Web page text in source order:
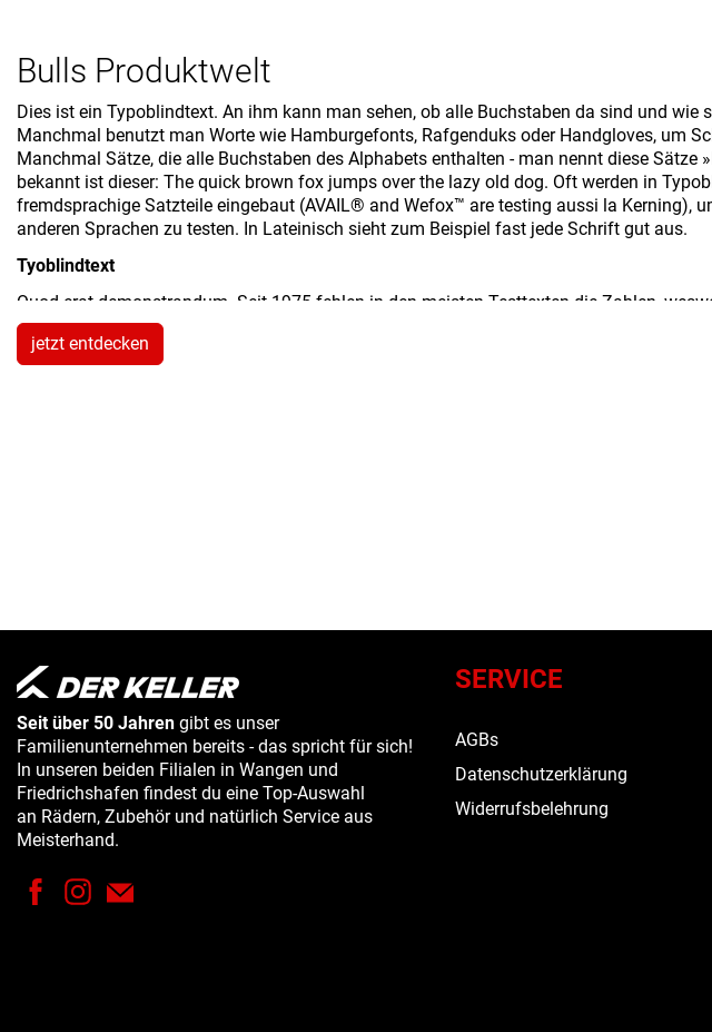
Bulls Produktwelt
Dies ist ein Typoblindtext. An ihm kann man sehen, ob alle Buchstaben da sind und wie
Manchmal benutzt man Worte wie Hamburgefonts, Rafgenduks oder Handgloves, um
Manchmal Sätze, die alle Buchstaben des Alphabets enthalten - man nennt diese Sätze
bekannt ist dieser: The quick brown fox jumps over the lazy old dog. Oft werden in
fremdsprachige Satzteile eingebaut (AVAIL® and Wefox™ are testing aussi la Kerning),
anderen Sprachen zu testen. In Lateinisch sieht zum Beispiel fast jede Schrift gut aus.
Tyoblindtext
Quod erat demonstrandum. Seit 1975 fehlen in den meisten Testtexten die Zahlen,
204 § ab dem Jahr 2034 Zahlen in 86 der Texte zur Pflicht werden. Nichteinhaltung wird
368 $ bestraft. Genauso wichtig in sind mittlerweile auch Âçcèñtë, die in neueren
enthalten sind. Ein wichtiges aber schwierig zu integrierendes Feld sind OpenType-
jetzt entdecken
Seit über 50 Jahren gibt es unser
Familienunternehmen bereits - das spricht für sich!
In unseren beiden Filialen in Wangen und
Friedrichshafen findest du eine Top-Auswahl
an Rädern, Zubehör und natürlich Service aus
Meisterhand.
SERVICE
AGBs
Datenschutzerklärung
Widerrufsbelehrung